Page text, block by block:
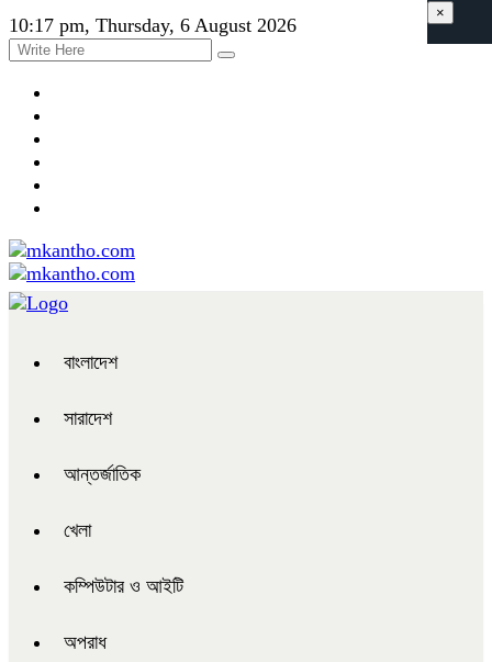
10:17 pm, Thursday, 6 August 2026
বাংলাদেশ
সারাদেশ
আন্তর্জাতিক
খেলা
কম্পিউটার ও আইটি
অপরাধ
×